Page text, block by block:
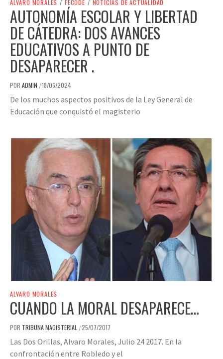
ALVARO MORALES / FECODE / NOTICIAS DE ACTUALIDAD
AUTONOMÍA ESCOLAR Y LIBERTAD
DE CÁTEDRA: DOS AVANCES
EDUCATIVOS A PUNTO DE
DESAPARECER .
POR ADMIN /18/06/2024
De los muchos aspectos positivos de la Ley General de
Educación que conquistó el magisterio
ALVARO MORALES
CUANDO LA MORAL DESAPARECE…
POR TRIBUNA MAGISTERIAL /25/07/2017
Las Dos Orillas, Alvaro Morales, Julio 24 2017. En la
confrontación entre Robledo y el